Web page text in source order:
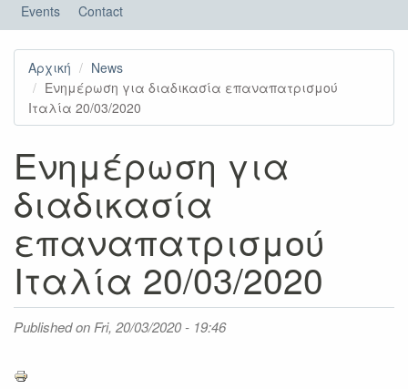
Events Contact
Αρχική
News
Ενημέρωση για διαδικασία επαναπατρισμού
Ιταλία 20/03/2020
Ενημέρωση για
διαδικασία
επαναπατρισμού
Ιταλία 20/03/2020
Published on Fri, 20/03/2020 - 19:46